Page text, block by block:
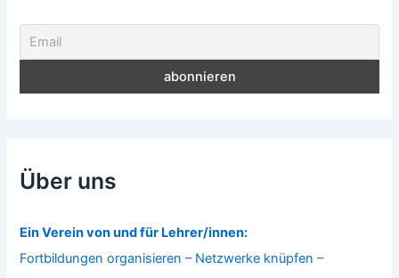
Über uns
Ein Verein von und für Lehrer/innen:
Fortbildungen organisieren – Netzwerke knüpfen –